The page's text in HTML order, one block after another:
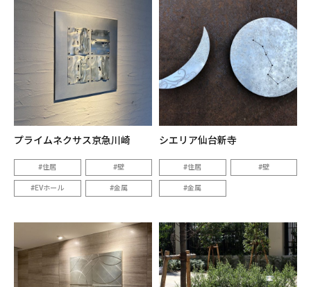
プライムネクサス京急川崎
住居 壁
EVホール 金属
シエリア仙台新寺
住居 壁
金属